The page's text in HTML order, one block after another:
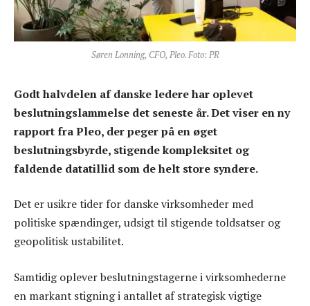
Søren Lonning, CFO, Pleo. Foto: PR
Godt halvdelen af danske ledere har oplevet
beslutningslammelse det seneste år. Det viser en ny
rapport fra Pleo, der peger på en øget
beslutningsbyrde, stigende kompleksitet og
faldende datatillid som de helt store syndere.
Det er usikre tider for danske virksomheder med
politiske spændinger, udsigt til stigende toldsatser og
geopolitisk ustabilitet.
Samtidig oplever beslutningstagerne i virksomhederne
en markant stigning i antallet af strategisk vigtige